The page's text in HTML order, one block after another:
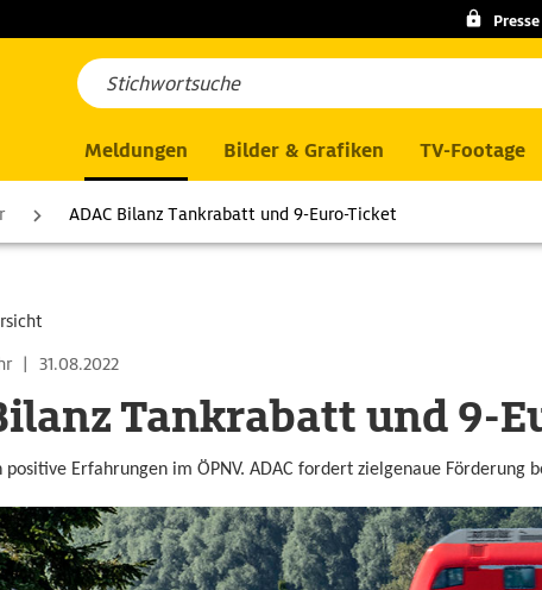
Meldungen Bilder & Grafiken TV-Footage
ADAC Bilanz Tankrabatt und 9-Euro-Ticket
| 31.08.2022
Tankrabatt und 9-
Erfahrungen im ÖPNV. ADAC fordert zielgenaue Förderung